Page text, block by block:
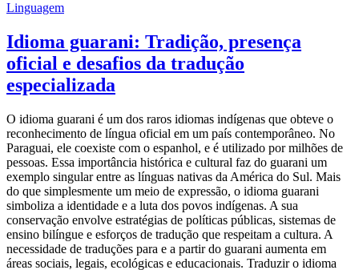
Linguagem
Idioma guarani: Tradição, presença
oficial e desafios da tradução
especializada
O idioma guarani é um dos raros idiomas indígenas que obteve o
reconhecimento de língua oficial em um país contemporâneo. No
Paraguai, ele coexiste com o espanhol, e é utilizado por milhões de
pessoas. Essa importância histórica e cultural faz do guarani um
exemplo singular entre as línguas nativas da América do Sul. Mais
do que simplesmente um meio de expressão, o idioma guarani
simboliza a identidade e a luta dos povos indígenas. A sua
conservação envolve estratégias de políticas públicas, sistemas de
ensino bilíngue e esforços de tradução que respeitam a cultura. A
necessidade de traduções para e a partir do guarani aumenta em
áreas sociais, legais, ecológicas e educacionais. Traduzir o idioma